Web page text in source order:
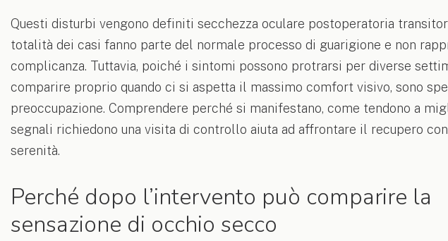
Questi disturbi vengono definiti secchezza oculare postoperatoria
totalità dei casi fanno parte del normale processo di guarigione e non
complicanza. Tuttavia, poiché i sintomi possono protrarsi per diverse
comparire proprio quando ci si aspetta il massimo comfort visivo, sono
preoccupazione. Comprendere perché si manifestano, come tendono a
segnali richiedono una visita di controllo aiuta ad affrontare il recupero
serenità.
Perché dopo l’intervento può comparire la
sensazione di occhio secco